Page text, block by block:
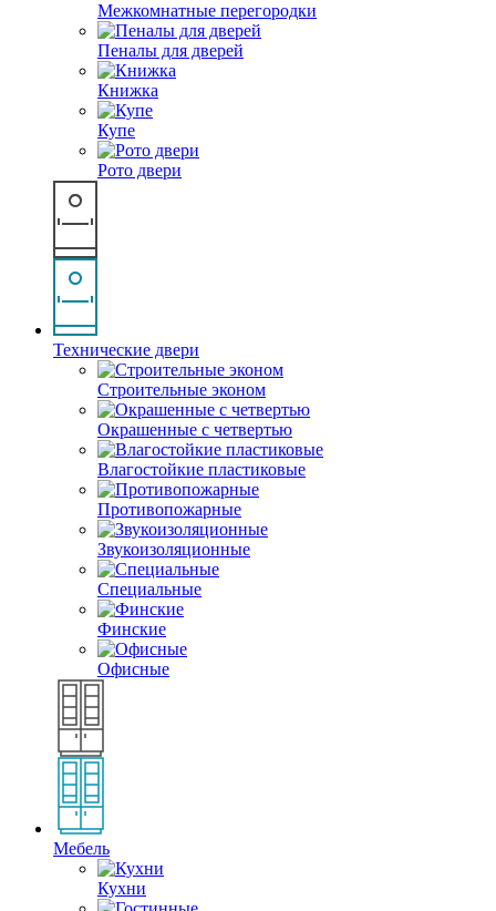
Межкомнатные перегородки
Пеналы для дверей
Книжка
Купе
Рото двери
Технические двери
Строительные эконом
Окрашенные с четвертью
Влагостойкие пластиковые
Противопожарные
Звукоизоляционные
Специальные
Финские
Офисные
Мебель
Кухни